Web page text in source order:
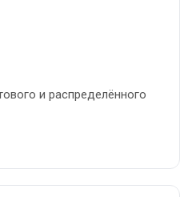
и распределённого